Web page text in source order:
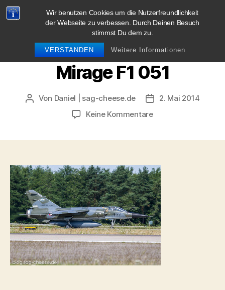
Wir benutzen Cookies um die Nutzerfreundlichkeit
der Webseite zu verbessen. Durch Deinen Besuch
stimmst Du dem zu.
VERSTANDEN Weitere Informationen
blog.sag-cheese.de
Mirage F1 051
Beitragsautor
Von Daniel | sag-cheese.de Beitragsdatum
2. Mai 2014
Keine Kommentarezu